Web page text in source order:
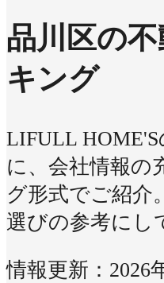
品川区の
キング
LIFULL
に、会社情報の
グ形式でご紹介
選びの参考にし
情報更新：2026